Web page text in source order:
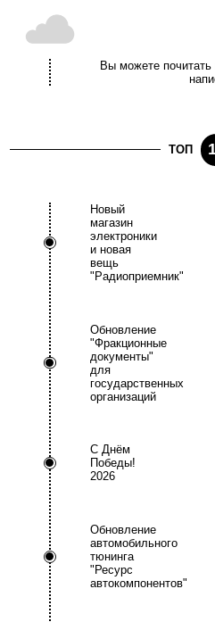
Вы можете
ТОП
Новый
магазин
электроники
и новая
вещь
"Радиоприемник"
Обновление
"Фракционные
документы"
для
государственных
организаций
С Днём
Победы!
2026
Обновление
автомобильного
тюнинга
"Ресурс
автокомпонентов"